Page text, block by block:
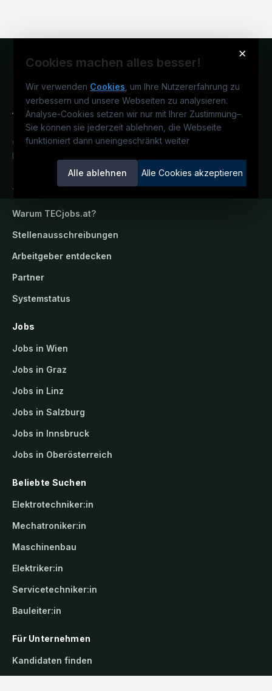
×
Cookies machen alles besser!
Wir verwenden Cookies , um Ihre Nutzererfahrung zu
verbessern und unsere Webseiten zu analysieren.
Analyse-Cookies setzen wir nur mit Ihrer Zustimmung–
Sie können sie jederzeit ablehnen, die Webseite
funktioniert dann uneingeschränkt weiter
Alle ablehnen Alle Cookies akzeptieren
Österreichs technisches Karriereportal.
Ein Service der candidatis GmbH.
TECjobs.at
Warum TECjobs.at?
Stellenausschreibungen
Arbeitgeber entdecken
Partner
Systemstatus
Jobs
Jobs in Wien
Jobs in Graz
Jobs in Linz
Jobs in Salzburg
Jobs in Innsbruck
Jobs in Oberösterreich
Beliebte Suchen
Elektrotechniker:in
Mechatroniker:in
Maschinenbau
Elektriker:in
Servicetechniker:in
Bauleiter:in
Für Unternehmen
Kandidaten finden